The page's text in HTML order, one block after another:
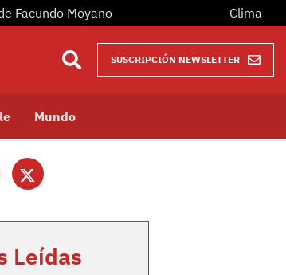
Facundo Moyano Clima
SUSCRIPCIÓN NEWSLETTER
Mundo
Leídas